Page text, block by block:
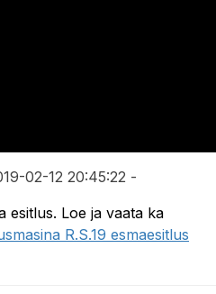
02-12 20:45:22 -
esitlus. Loe ja vaata ka
R.S.19 esmaesitlus